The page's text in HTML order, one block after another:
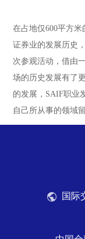
在占地仅600平方
证券业的发展历史
次参观活动，借由
场的历史发展有了
的发展，SAIF职业
自己所从事的领域
国际